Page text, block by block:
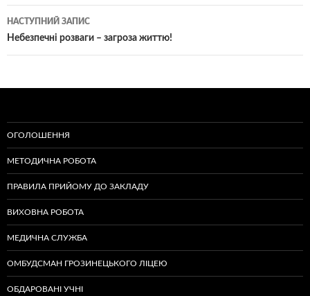
записам
НАСТУПНИЙ ЗАПИС
Небезпечні розваги – загроза життю!
ОГОЛОШЕННЯ
МЕТОДИЧНА РОБОТА
ПРАВИЛА ПРИЙОМУ ДО ЗАКЛАДУ
ВИХОВНА РОБОТА
МЕДИЧНА СЛУЖБА
ОМБУДСМАН ГРОЗИНЕЦЬКОГО ЛІЦЕЮ
ОБДАРОВАНІ УЧНІ